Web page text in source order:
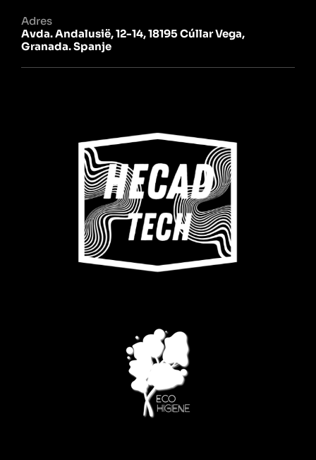
Adres
Avda. Andalusië, 12-14, 18195 Cúllar Vega,
Granada. Spanje